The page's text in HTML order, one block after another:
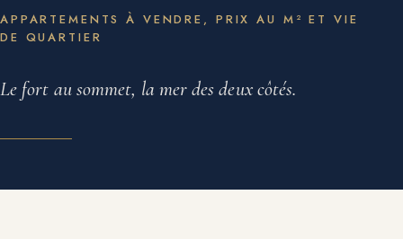
APPARTEMENTS À VENDRE, PRIX AU M² ET VIE
DE QUARTIER
Le fort au sommet, la mer des deux côtés.